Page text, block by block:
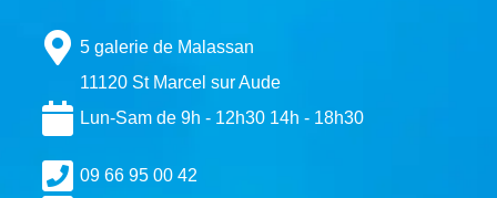
5 galerie de Malassan
11120 St Marcel sur Aude
Lun-Sam de 9h - 12h30 14h - 18h30
09 66 95 00 42